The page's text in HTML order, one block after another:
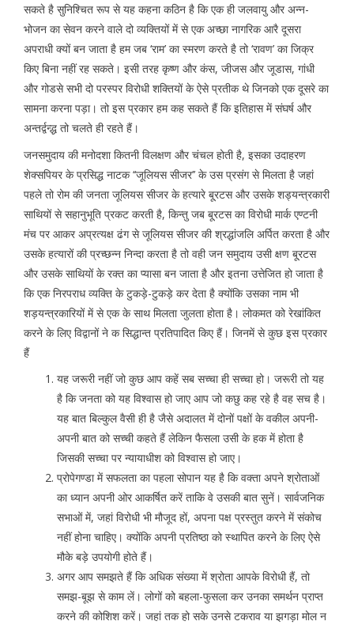
सकते है सुनिश्चित रूप से यह कहना कठिन है कि एक ही जलवायु और अन्न-
भोजन का सेवन करने वाले दो व्यक्तियों में से एक अच्छा नागरिक आरै दूसरा
अपराधी क्यों बन जाता है हम जब ‘राम’ का स्मरण करते है तो ‘रावण’ का जिक्र
किए बिना नहीं रह सकते। इसी तरह कृष्ण और कंस, जीजस और जूडास, गांधी
और गोडसे सभी दो परस्पर विरोधी शक्तियों के ऐसे प्रतीक थे जिनको एक दूसरे का
सामना करना पड़ा। तो इस प्रकार हम कह सकते हैं कि इतिहास में संघर्ष और
अन्तर्द्वन्द्ध तो चलते ही रहते हैं।
जनसमुदाय की मनोदशा कितनी विलक्षण और चंचल होती है, इसका उदाहरण
शेक्सपियर के प्रसिद्ध नाटक ‘‘जूलियस सीजर’’ के उस प्रसंग से मिलता है जहां
पहले तो रोम की जनता जूलियस सीजर के हत्यारे बू्रटस और उसके शड्यन्त्रकारी
साथियों से सहानुभूति प्रकट करती है, किन्तु जब बू्रटस का विरोधी मार्क एण्टनी
मंच पर आकर अप्रत्यक्ष ढंग से जूलियस सीजर की श्रद्धांजलि अर्पित करता है और
उसके हत्यारों की प्रच्छन्न निन्दा करता है तो वही जन समुदाय उसी क्षण बू्रटस
और उसके साथियों के रक्त का प्यासा बन जाता है और इतना उत्तेजित हो जाता है
कि एक निरपराध व्यक्ति के टुकड़े-टुकड़े कर देता है क्योंकि उसका नाम भी
शड़यन्त्रकारियों में से एक के साथ मिलता जुलता होता है। लोकमत को रेखांकित
करने के लिए विद्वानों ने क सिद्धान्त प्रतिपादित किए हैं। जिनमें से कुछ इस प्रकार
हैं
यह जरूरी नहीं जो कुछ आप कहें सब सच्चा ही सच्चा हो। जरूरी तो यह
है कि जनता को यह विश्वास हो जाए आप जो कछु कह रहे है वह सच है।
यह बात बिल्कुल वैसी ही है जैसे अदालत में दोनों पक्षों के वकील अपनी-
अपनी बात को सच्ची कहते हैं लेकिन फैसला उसी के हक में होता है
जिसकी सच्चा पर न्यायाधीश को विश्वास हो जाए।
प्रोपेगण्डा में सफलता का पहला सोपान यह है कि वक्ता अपने श्रोताओं
का ध्यान अपनी ओर आकर्षित करें ताकि वे उसकी बात सुनें। सार्वजनिक
सभाओं में, जहां विरोधी भी मौजूद हों, अपना पक्ष प्रस्तुत करने में संकोच
नहीं होना चाहिए। क्योंकि अपनी प्रतिष्ठा को स्थापित करने के लिए ऐसे
मौके बड़े उपयोगी होते हैं।
अगर आप समझते हैं कि अधिक संख्या में श्रोता आपके विरोधी हैं, तो
समझ-बूझ से काम लें। लोगों को बहला-फुसला कर उनका समर्थन प्राप्त
करने की कोशिश करें। जहां तक हो सके उनसे टकराव या झगड़ा मोल न